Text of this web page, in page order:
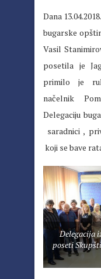
Dana
bugarske
Vasil
posetila je
primilo je
načelnik
Delegaciju
saradnici ,
koji se bave
Delegacija
poseti